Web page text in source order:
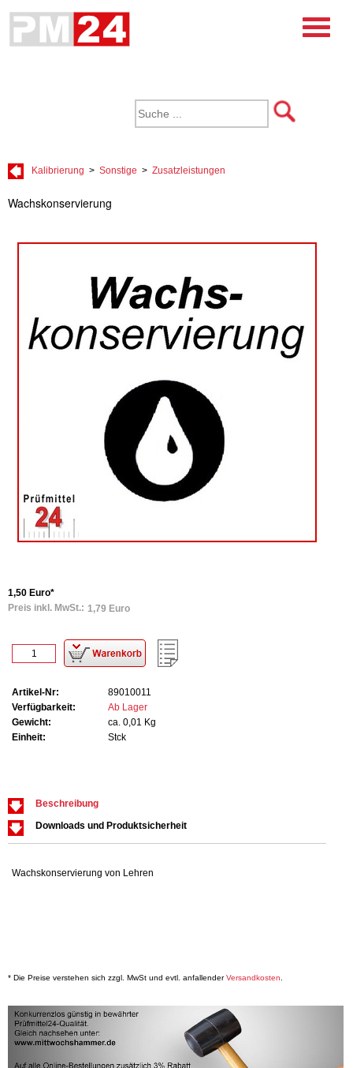
Kalibrierung > Sonstige > Zusatzleistungen
Wachskonservierung
1,50 Euro*
Preis inkl. MwSt.: 1,79 Euro
Artikel-Nr:
89010011
Verfügbarkeit:
Ab Lager
Gewicht:
ca. 0,01 Kg
Einheit:
Stck
Beschreibung
Downloads und Produktsicherheit
Wachskonservierung von Lehren
* Die Preise verstehen sich zzgl. MwSt und evtl. anfallenderVersandkosten